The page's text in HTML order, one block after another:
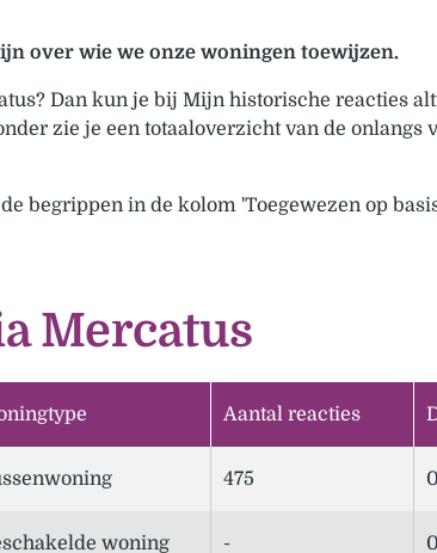
over wie we onze woningen toewijzen.
Dan kun je bij Mijn historische reacties
zie je een totaaloverzicht van de
begrippen in de kolom 'Toegewezen op
Mercatus
Aantal reacties
475
woning -